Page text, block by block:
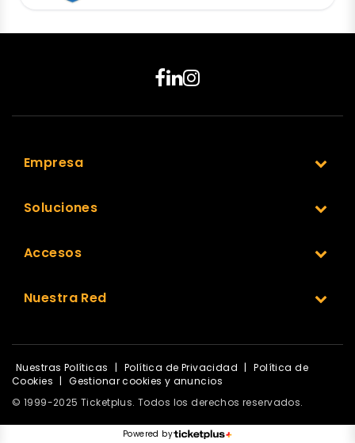
Empresa
Soluciones
Accesos
Nuestra Red
Nuestras Políticas | Política de Privacidad |
Política de
Cookies |
Gestionar cookies y anuncios
© 1999-2025 Ticketplus. Todos los derechos reservados.
Powered by